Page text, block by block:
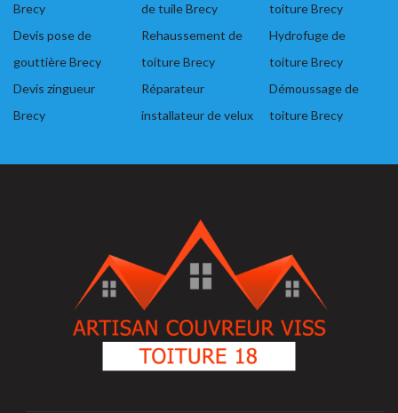
Brecy
Devis pose de
gouttière Brecy
Devis zingueur
Brecy
de tuile Brecy
Rehaussement de
toiture Brecy
Réparateur
installateur de velux
toiture Brecy
Hydrofuge de
toiture Brecy
Démoussage de
toiture Brecy